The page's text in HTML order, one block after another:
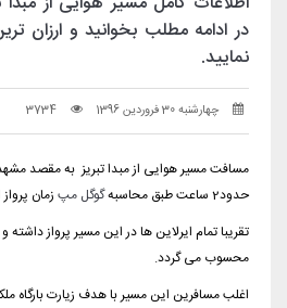
در ادامه مطلب بخوانید و ارزان
نمایید.
چهارشنبه 30 فروردین 1396 3734
حدود2 ساعت طبق محاسبه
گوگل مپ زمان
تقریبا تمام ایرلاین ها در این مسیر پرواز
محسوب می گردد.
اغلب مسافرین این مسیر با هدف زیارت بارگاه